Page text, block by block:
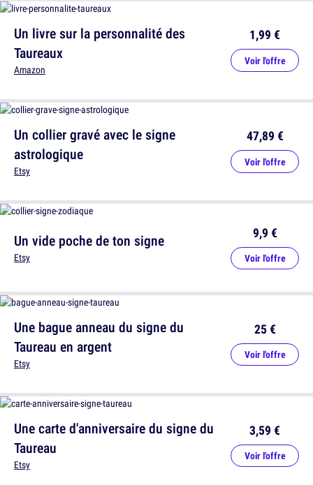
Un vide poche de ton signe
Etsy
9,9 €
Voir l'offre
Une carte d'anniversaire du signe du
Taureau
Etsy
3,59 €
Voir l'offre
Un livre sur la personnalité des
Taureaux
Amazon
1,99 €
Voir l'offre
Un collier gravé avec le signe
astrologique
Etsy
47,89 €
Voir l'offre
Une bague anneau du signe du
Taureau en argent
Etsy
25 €
Voir l'offre